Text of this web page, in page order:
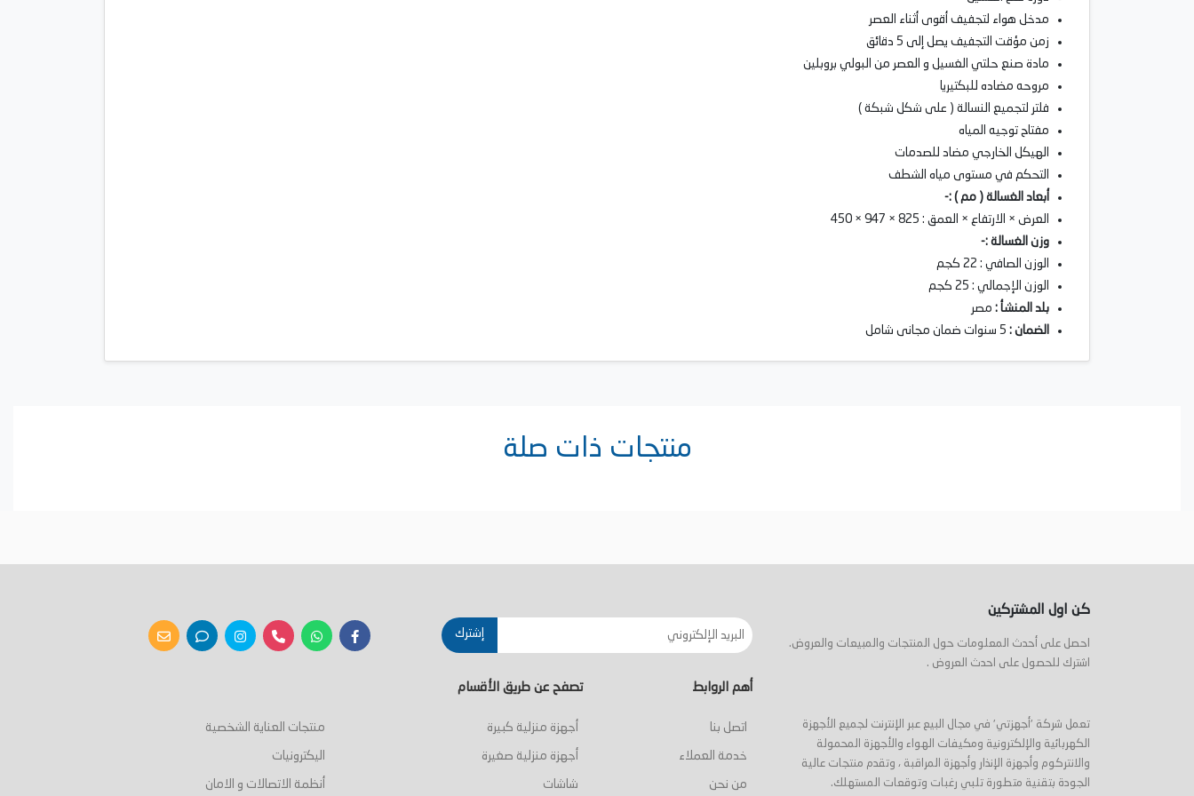
مدخل هواء لتجفيف أقوى أثناء العصر
زمن مؤقت التجفيف يصل إلى 5 دقائق
مادة صنع حلتي الغسيل و العصر من البولي بروبلين
مروحه مضاده للبكتيريا
فلتر لتجميع النسالة ( على شكل شبكة )
مفتاح توجيه المياه
الهيكل الخارجي مضاد للصدمات
التحكم في مستوى مياه الشطف
أبعاد الغسالة ( مم ) :-
العرض × الارتفاع × العمق : 825 × 947 × 450
وزن الغسالة :-
الوزن الصافي : 22 كجم
الوزن الإجمالي : 25 كجم
بلد المنشأ : مصر
الضمان :
منتجات ذات صلة
كن اول المشتركين
احصل على أحدث المعلومات حول المنتجات والمبيعات والعروض.
اشترك للحصول على احدث العروض .
إشترك
تعمل شركة 'أجهزتي' في مجال البيع عبر الإنترنت لجميع الأجهزة
الكهربائية والإلكترونية ومكيفات الهواء والأجهزة المحمولة
والانتركوم وأجهزة الإنذار وأجهزة المراقبة ، وتقدم منتجات عالية
الجودة بتقنية متطورة تلبي رغبات وتوقعات المستهلك.
أهم الروابط
اتصل بنا
خدمة العملاء
من نحن
تصفح عن طريق الأقسام
أجهزة منزلية كبيرة
أجهزة منزلية صغيرة
شاشات
منتجات العناية الشخصية
اليكترونيات
أنظمة الاتصالات و الامان